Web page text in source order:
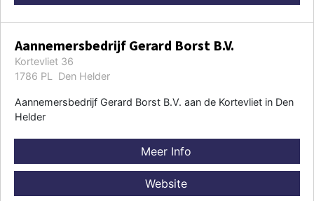
Aannemersbedrijf Gerard Borst B.V.
Kortevliet 36
1786 PL Den Helder
Aannemersbedrijf Gerard Borst B.V. aan de Kortevliet in Den
Helder
Meer Info
Website